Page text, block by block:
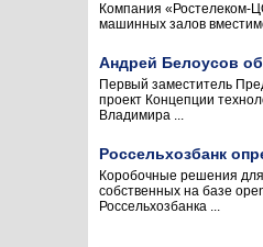
Компания «Ростелеком-
машинных залов
Андрей Белоусов
Первый заместитель
проект Концепции
Владимира ...
Россельхозбанк
Коробочные решения для
собственных на базе
Россельхозбанка ...